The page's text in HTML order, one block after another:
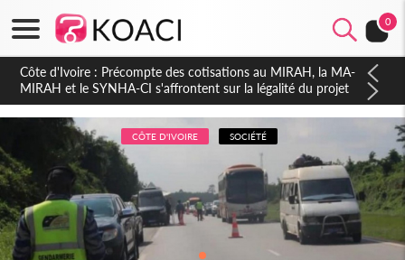
0
Côte d'Ivoire : Indépendance 2026, Thiam plaide pour un
environnement démocratique plus apaisé
CÔTE D'IVOIRE SOCIÉTÉ